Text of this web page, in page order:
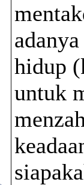
hidup
untuk